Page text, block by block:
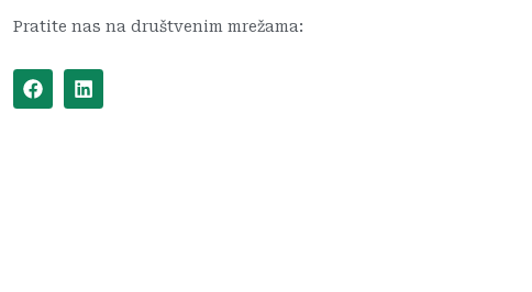
Pratite nas na društvenim mrežama:
F
a
c
L
i
n